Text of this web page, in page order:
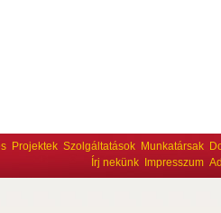
Projektek Szolgáltatások Munkatársak
Írj nekünk
Impresszum